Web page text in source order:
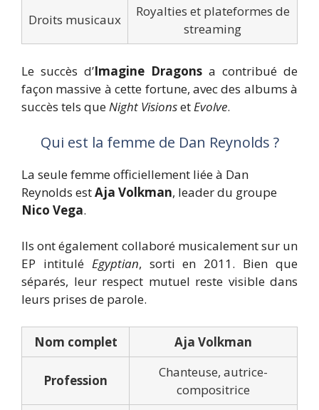
Droits musicaux
Royalties et plateformes de
streaming
Le succès d’Imagine Dragons a contribué de
façon massive à cette fortune, avec des albums à
succès tels queNight VisionsetEvolve.
Qui est la femme de Dan Reynolds ?
La seule femme officiellement liée à Dan
Reynolds estAja Volkman, leader du groupe
Nico Vega.
Ils ont également collaboré musicalement sur un
EP intitulé Egyptian, sorti en 2011. Bien que
séparés, leur respect mutuel reste visible dans
leurs prises de parole.
Nom complet Aja Volkman
Profession
Chanteuse, autrice-
compositrice